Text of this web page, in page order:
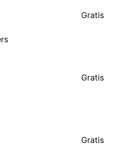
Gratis
Gratis
Gratis